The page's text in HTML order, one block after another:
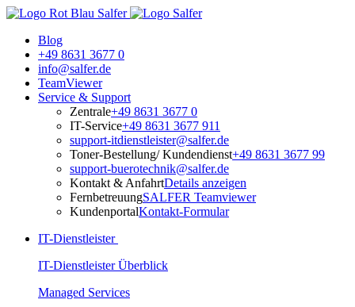
Blog
+49 8631 3677 0
info@salfer.de
TeamViewer
Service & Support
Zentrale+49 8631 3677 0
IT-Service+49 8631 3677 911
support-itdienstleister@salfer.de
Toner-Bestellung/ Kundendienst+49 8631 3677 99
support-buerotechnik@salfer.de
Kontakt & AnfahrtDetails anzeigen
FernbetreuungSALFER Teamviewer
KundenportalKontakt-Formular
IT-Dienstleister
IT-Dienstleister Überblick
Managed Services